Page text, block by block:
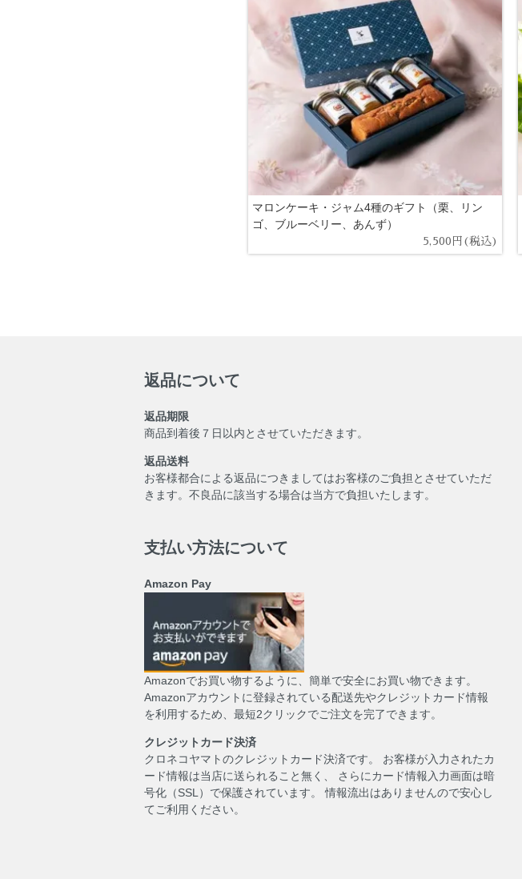
マロンケーキ・ジャム4種のギフト（栗、リン
ゴ、ブルーベリー、あんず）
5,500円(税込)
返品について
返品期限
商品到着後７日以内とさせていただきます。
返品送料
お客様都合による返品につきましてはお客様のご負担とさせていただ
きます。不良品に該当する場合は当方で負担いたします。
支払い方法について
Amazon Pay
Amazonでお買い物するように、簡単で安全にお買い物できます。
Amazonアカウントに登録されている配送先やクレジットカード情報
を利用するため、最短2クリックでご注文を完了できます。
クレジットカード決済
クロネコヤマトのクレジットカード決済です。 お客様が入力されたカ
ード情報は当店に送られること無く、 さらにカード情報入力画面は暗
号化（SSL）で保護されています。 情報流出はありませんので安心し
てご利用ください。